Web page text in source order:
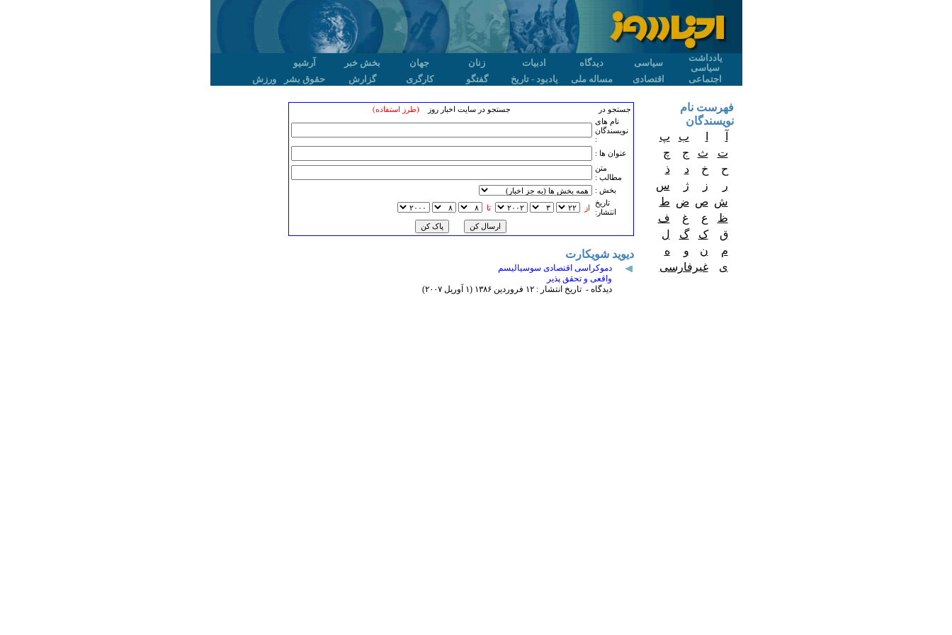
یادداشت
سیاسی
سیاسی دیدگاه ادبیات زنان جهان بخش خبر
آرشیو
اجتماعی
اقتصادی مساله ملی یادبود - تاریخ گفتگو کارگری گزارش حقوق بشر ورزش
جستجو در جستجو در سایت اخبار روز(طرز استفاده)
نام های
نویسندگان
:
عنوان ها :
متن
مطالب :
بخش :
تاريخ
انتشار:
از تا
دیوید شویکارت
دموکراسی اقتصادی سوسیالیسم
واقعی و تحقق پذیر
دیدگاه - تاریخ انتشار : ۱۲ فروردين ۱٣٨۶ (۱ آوريل ۲۰۰۷)
فهرست نام
نویسندگان
ب
پ
ت
ث ج
چ
ح
خ د
ذ
ر
ز ژ
س
ش ص ض ط
ظ
ع غ
ف
ق
ک گ
ل
م
ن و
ه
ی
غیرفارسی